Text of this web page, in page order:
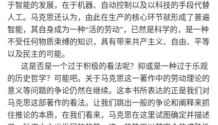
于智能的发展，在于机器、自动控制以及以科技的手段代替
人工。马克思还认为，由此在生产的核心环节就形成了普遍
智能，其自身成为一种“活的劳动”，已然是科学的，是一种
不受任何物质束缚的知识，具有带来共产主义、自由、平等
以及民主的可能。
这是否是一个过于积极的看法呢？抑或是一种过于乐观
的历史哲学？可能吧。关于马克思这一著作中的劳动理论的
意义等问题的争论仍然在继续。这本书所表达的正是我们对
马克思这部著作的看法。让我们跳出一般的争论和阐释来抓
住推论的本质，在我们看来，马克思在这里试图确定并描述